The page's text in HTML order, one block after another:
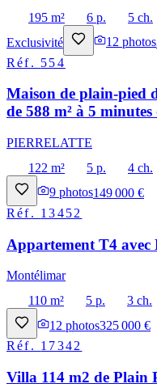
195 m²
6 p. 5 ch.
Exclusivité
12 photos
Réf. 554
Maison de plain-pied
de 588 m² à 5
PIERRELATTE
122 m²
5 p. 4 ch.
9 photos149 000 €
Réf. 13452
Appartement T4 avec
Montélimar
110 m²
5 p.
3 ch.
12 photos325 000 €
Réf. 17342
Villa 114 m2 de Plain